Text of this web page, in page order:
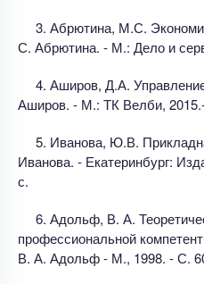
3. Абрютина, М.С.
С. Абрютина. - М.: Дело и
4. Аширов, Д.А.
Аширов. - М.: ТК Велби,
5. Иванова, Ю.В.
Иванова. - Екатеринбург:
с.
6. Адольф, В. А.
профессиональной
В. А. Адольф - М., 1998. - С.